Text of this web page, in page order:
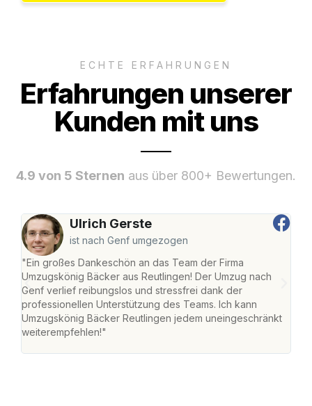
ECHTE ERFAHRUNGEN
Erfahrungen unserer
Kunden mit uns
4.9 von 5 Sternen aus über 800+ Bewertungen.
Ulrich Gerste
ist nach Genf umgezogen
"Ein großes Dankeschön an das Team der Firma
Umzugskönig Bäcker aus Reutlingen! Der Umzug nach
Genf verlief reibungslos und stressfrei dank der
professionellen Unterstützung des Teams. Ich kann
Umzugskönig Bäcker Reutlingen jedem uneingeschränkt
weiterempfehlen!"